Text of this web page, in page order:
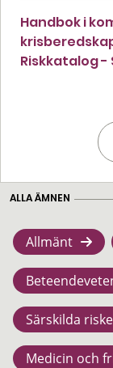
Handbok i
Riskkatalog
ALLA ÄMNEN
Allmänt
Särskilda
Medicin och